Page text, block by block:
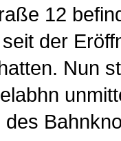
12
der
Nun